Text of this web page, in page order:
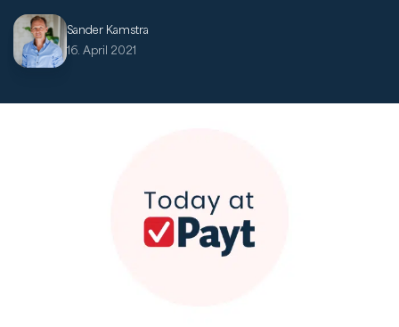
Sander Kamstra
16. April 2021